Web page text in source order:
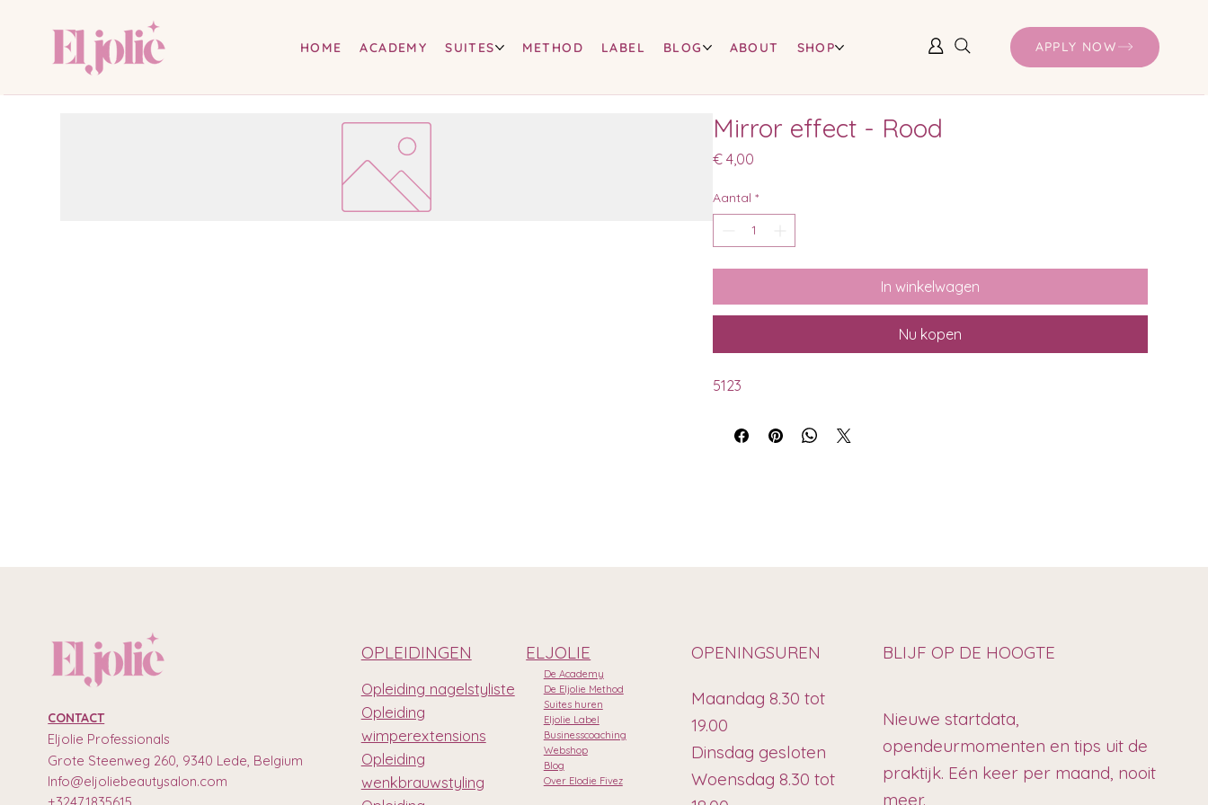
HOME ACADEMY SUITES METHOD LABEL BLOG ABOUT SHOP APPLY NOW
Mirror effect - Rood
€ 4,00Prijs
Aantal *
In winkelwagen
Nu kopen
5123
Maandag 8.30 tot
19.00
Dinsdag gesloten
Woensdag 8.30 tot
OPENINGSUREN
De Academy
De Eljolie Method
Suites huren
Eljolie Label
Businesscoaching
Webshop
Blog
Over Elodie Fivez
ELJOLIE
Opleiding nagelstyliste
Opleiding
wimperextensions
Opleiding
wenkbrauwstyling
OPLEIDINGEN
CONTACT
Eljolie Professionals
Grote Steenweg 260, 9340 Lede, Belgium
Info@eljoliebeautysalon.com
+32471835615
BLIJF OP DE HOOGTE
Nieuwe startdata,
opendeurmomenten en tips uit de
praktijk. Eén keer per maand, nooit
meer.